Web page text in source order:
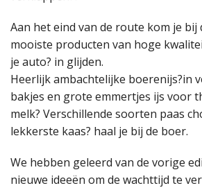
Aan het eind van de route kom je bij
mooiste producten van hoge
je auto? in glijden.
Heerlijk ambachtelijke boerenijs?in
bakjes en grote emmertjes ijs voor
melk? Verschillende soorten paas
lekkerste kaas? haal je bij de boer.
We hebben geleerd van de vorige
nieuwe ideeën om de wachttijd te